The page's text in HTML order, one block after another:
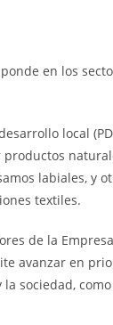
en los
local
labiales, y
textiles.
de la
avanzar en
sociedad,